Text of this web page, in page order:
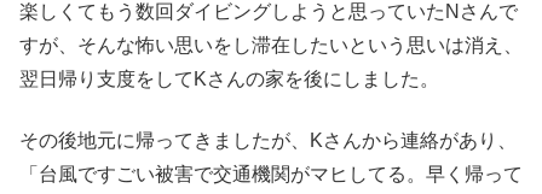
楽しくてもう数回ダイビングしようと思っていたNさんで
すが、そんな怖い思いをし滞在したいという思いは消え、
翌日帰り支度をしてKさんの家を後にしました。
その後地元に帰ってきましたが、Kさんから連絡があり、
「台風ですごい被害で交通機関がマヒしてる。早く帰って